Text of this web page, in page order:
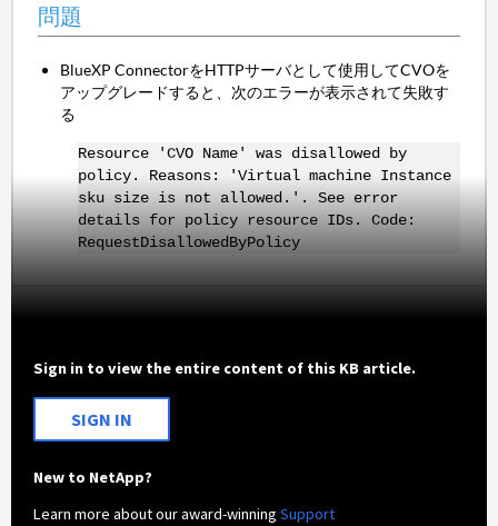
問題
BlueXP ConnectorをHTTPサーバとして使用してCVOを
アップグレードすると、次のエラーが表示されて失敗す
る
Resource 'CVO Name' was disallowed by
policy. Reasons: 'Virtual machine Instance
sku size is not allowed.'. See error
details for policy resource IDs. Code:
RequestDisallowedByPolicy
Sign in to view the entire content of this KB article.
SIGN IN
New to NetApp?
Learn more about our award-winningSupport